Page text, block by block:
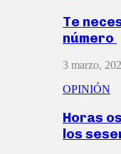
Te
número
3 marzo,
OPINIÓN
Horas
los